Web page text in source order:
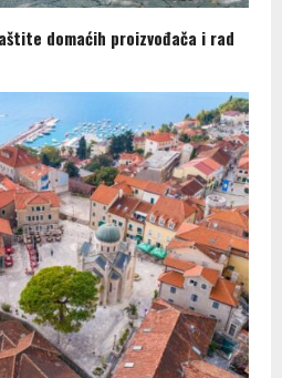
domaćih proizvođača i rad